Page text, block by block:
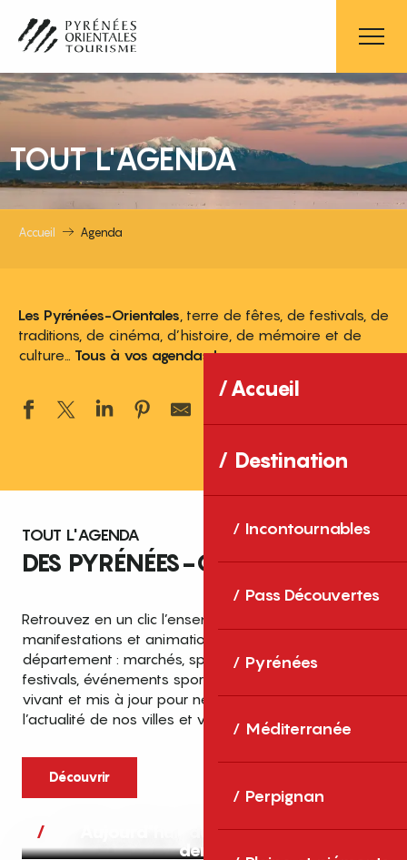
contenu
principal
Accueil
Destination
Incontournables
Pass Découvertes
Pyrénées
Méditerranée
Perpignan
TOUT L'AGENDA
Accueil Agenda
Les Pyrénées-Orientales , terre de fêtes, de festivals, de
traditions, de cinéma, d’histoire, de mémoire et de
culture… Tous à vos agendas !
TOUT L'AGENDA
DES PYRÉNÉES-ORIENTALES
Retrouvez en un clic l’ensemble des fêtes,
manifestations et animations recensées dans le
département : marchés, spectacles, expositions,
festivals, événements sportifs et culturels… un agenda
vivant et mis à jour pour ne rien manquer de
l’actualité de nos villes et villages.
Découvrir
Aujourd’hui, demain et après-
demain